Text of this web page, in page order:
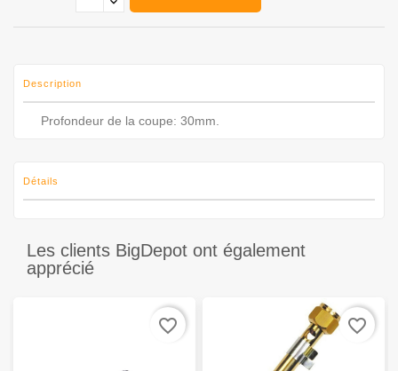
Description
Profondeur de la coupe: 30mm.
Détails
Les clients BigDepot ont également
apprécié
favorite_border favorite_border